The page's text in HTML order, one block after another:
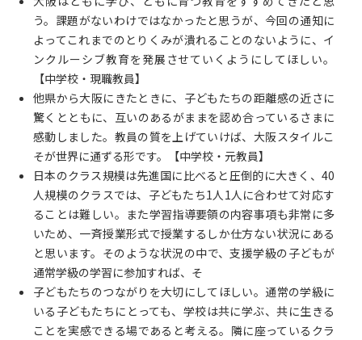
う。課題がないわけではなかったと思うが、今回の通知に
よってこれまでのとりくみが潰れることのないように、イ
ンクルーシブ教育を発展させていくようにしてほしい。
【中学校・現職教員】
他県から大阪にきたときに、子どもたちの距離感の近さに
驚くとともに、互いのあるがままを認め合っているさまに
感動しました。教員の質を上げていけば、大阪スタイルこ
そが世界に通ずる形です。【中学校・元教員】
日本のクラス規模は先進国に比べると圧倒的に大きく、40
人規模のクラスでは、子どもたち1人1人に合わせて対応す
ることは難しい。また学習指導要領の内容事項も非常に多
いため、一斉授業形式で授業するしか仕方ない状況にある
と思います。そのような状況の中で、支援学級の子どもが
通常学級の学習に参加すれば、そ
子どもたちのつながりを大切にしてほしい。通常の学級に
いる子どもたちにとっても、学校は共に学ぶ、共に生きる
ことを実感できる場であると考える。隣に座っているクラ